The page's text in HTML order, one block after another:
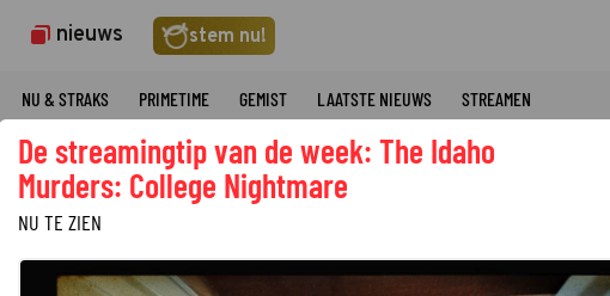
nieuws stem nu!
NU & STRAKS PRIMETIME GEMIST LAATSTE NIEUWS STREAMEN
De streamingtip van de week: The Idaho
Murders: College Nightmare
NU TE ZIEN